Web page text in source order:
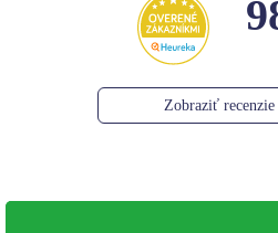
Zobraziť recenzie